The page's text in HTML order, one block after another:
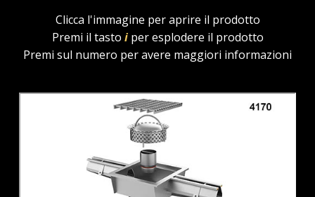
Clicca l'immagine per aprire il prodotto
Premi il tasto iper esplodere il prodotto
Premi sul numero per avere maggiori informazioni